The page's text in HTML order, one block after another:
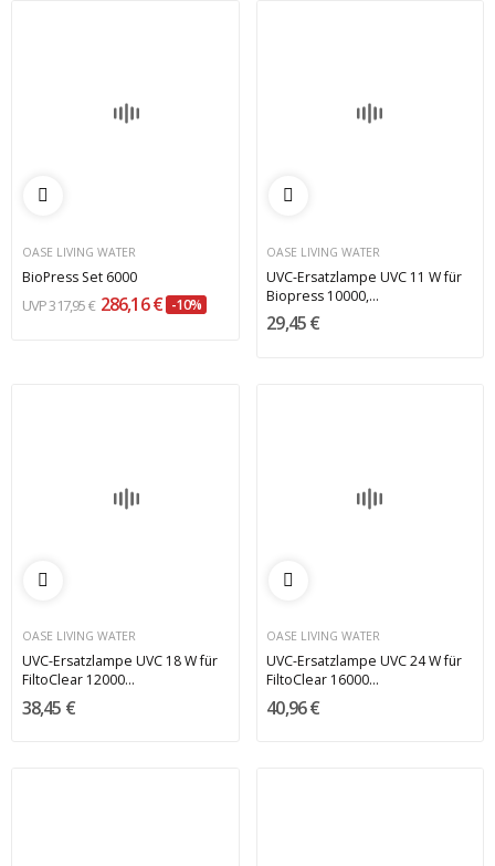
OASE LIVING WATER
BioPress Set 6000
317,95 € 286,16 € -10%
OASE LIVING WATER
UVC-Ersatzlampe UVC 11 W für
Biopress 10000,...
29,45 €
OASE LIVING WATER
UVC-Ersatzlampe UVC 18 W für
FiltoClear 12000...
38,45 €
OASE LIVING WATER
UVC-Ersatzlampe UVC 24 W für
FiltoClear 16000...
40,96 €